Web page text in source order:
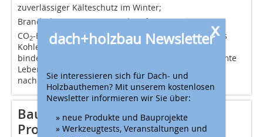
zuverlässiger Kälteschutz im Winter;
Brandschutz: F-30 / F-90 B-Klassifizierung;
CO2-Einsparung: Bäume benötigen das Treibhausgas
Kohlendioxid zum Wachsen. Holzfaser-Dämmplatten
binden das im Holz gespeicherte CO
über die gesamte
Lebensdauer des Hauses. Dadurch wird das Klima
nachhaltig ­entlastet
Bautafel
Projekt Zehn biologische
x
dach+holzbau Newsletter
Sie interessieren sich für Dach- und
Holzbauthemen? Mit unserem kostenlosen
Newsletter informieren wir Sie über:
» neue Produkte und Bauprojekte
» Werkzeugtests, Veranstaltungen und